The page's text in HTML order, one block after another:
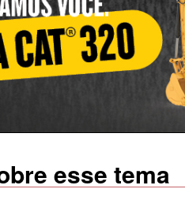
esse tema